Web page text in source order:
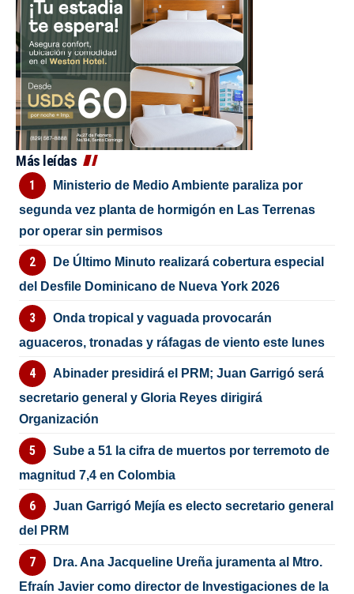
Más leídas
Ministerio de Medio Ambiente paraliza por
segunda vez planta de hormigón en Las Terrenas
por operar sin permisos
De Último Minuto realizará cobertura especial
del Desfile Dominicano de Nueva York 2026
Onda tropical y vaguada provocarán
aguaceros, tronadas y ráfagas de viento este lunes
Abinader presidirá el PRM; Juan Garrigó será
secretario general y Gloria Reyes dirigirá
Organización
Sube a 51 la cifra de muertos por terremoto de
magnitud 7,4 en Colombia
Juan Garrigó Mejía es electo secretario general
del PRM
Dra. Ana Jacqueline Ureña juramenta al Mtro.
Efraín Javier como director de Investigaciones de la